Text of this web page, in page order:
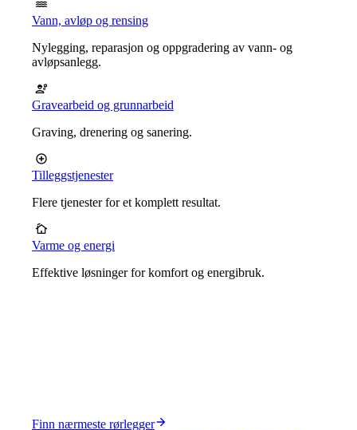
Vann, avløp og rensing
Nylegging, reparasjon og oppgradering av vann- og
avløpsanlegg.
Gravearbeid og grunnarbeid
Graving, drenering og sanering.
Tilleggstjenester
Flere tjenester for et komplett resultat.
Varme og energi
Effektive løsninger for komfort og energibruk.
Finn nærmeste rørlegger